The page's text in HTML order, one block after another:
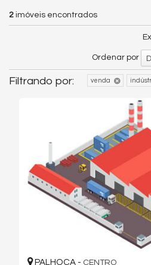
2 imóveis encontrados
Ordenar por
Filtrando por: venda
PALHOÇA - CENTRO